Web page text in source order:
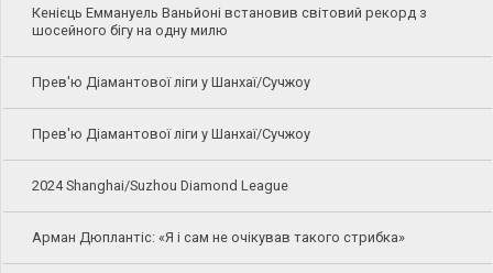
Кенієць Еммануель Ваньйоні встановив світовий рекорд з
шосейного бігу на одну милю
Прев'ю Діамантової ліги у Шанхаї/Сучжоу
Прев'ю Діамантової ліги у Шанхаї/Сучжоу
2024 Shanghai/Suzhou Diamond League
Арман Дюплантіс: «Я і сам не очікував такого стрибка»